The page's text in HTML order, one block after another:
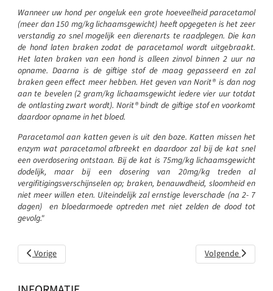
Wanneer uw hond per ongeluk een grote hoeveelheid paracetamol
(meer dan 150 mg/kg lichaamsgewicht) heeft opgegeten is het zeer
verstandig zo snel mogelijk een dierenarts te raadplegen. Die kan
de hond laten braken zodat de paracetamol wordt uitgebraakt.
Het laten braken van een hond is alleen zinvol binnen 2 uur na
opname. Daarna is de giftige stof de maag gepasseerd en zal
braken geen effect meer hebben. Het geven van Norit® is dan nog
aan te bevelen (2 gram/kg lichaamsgewicht iedere vier uur totdat
de ontlasting zwart wordt). Norit® bindt de giftige stof en voorkomt
daardoor opname in het bloed.
Paracetamol aan katten geven is uit den boze. Katten missen het
enzym wat paracetamol afbreekt en daardoor zal bij de kat snel
een overdosering ontstaan. Bij de kat is 75mg/kg lichaamsgewicht
dodelijk, maar bij een dosering van 20mg/kg treden al
vergifitigingsverschijnselen op; braken, benauwdheid, sloomheid en
niet meer willen eten. Uiteindelijk zal ernstige leverschade (na 2- 7
dagen) en bloedarmoede optreden met niet zelden de dood tot
gevolg."
Vorig artikel: Mag ik ook gewone pindakaas aan de tuinvogels
geven?
Vorige
Volgende artikel:
De kraai met
Volgende